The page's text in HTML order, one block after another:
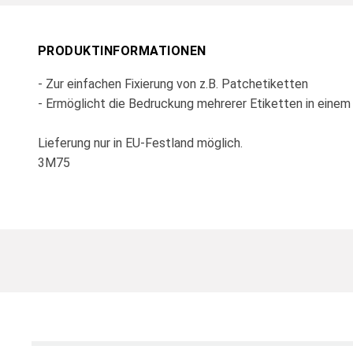
PRODUKTINFORMATIONEN
- Zur einfachen Fixierung von z.B. Patchetiketten
- Ermöglicht die Bedruckung mehrerer Etiketten in
Lieferung nur in EU-Festland möglich.
3M75